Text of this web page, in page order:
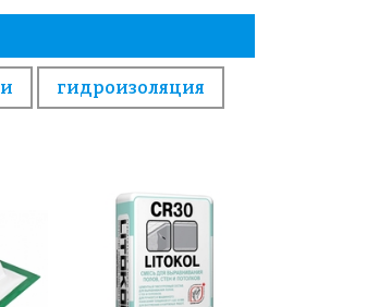
гидроизоляция